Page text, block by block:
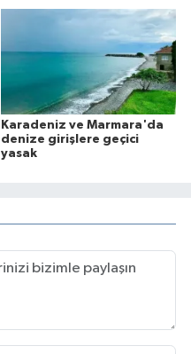
Karadeniz ve Marmara'da
denize girişlere geçici
yasak